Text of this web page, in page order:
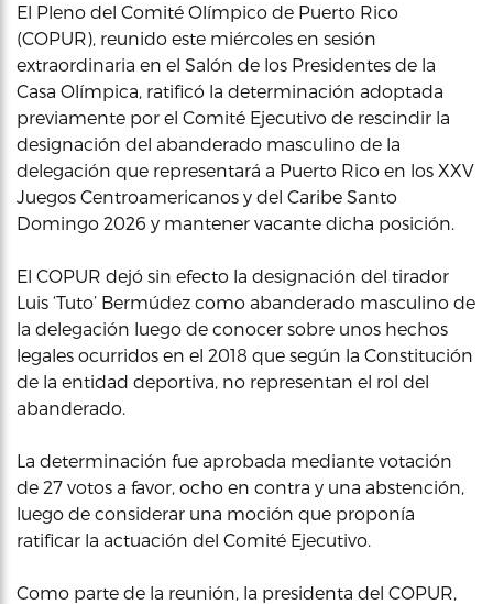
El Pleno del Comité Olímpico de Puerto Rico
(COPUR), reunido este miércoles en sesión
extraordinaria en el Salón de los Presidentes de la
Casa Olímpica, ratificó la determinación adoptada
previamente por el Comité Ejecutivo de rescindir la
designación del abanderado masculino de la
delegación que representará a Puerto Rico en los XXV
Juegos Centroamericanos y del Caribe Santo
Domingo 2026 y mantener vacante dicha posición.
El COPUR dejó sin efecto la designación del tirador
Luis ‘Tuto’ Bermúdez como abanderado masculino de
la delegación luego de conocer sobre unos hechos
legales ocurridos en el 2018 que según la Constitución
de la entidad deportiva, no representan el rol del
abanderado.
La determinación fue aprobada mediante votación
de 27 votos a favor, ocho en contra y una abstención,
luego de considerar una moción que proponía
ratificar la actuación del Comité Ejecutivo.
Como parte de la reunión, la presidenta del COPUR,